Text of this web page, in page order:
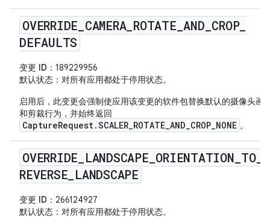
OVERRIDE CAMERA_ ROTATE AND CROP_
DEFAULTS
变更 ID ：189229956
默认状态 ：对所有应用都处于停用状态。
启用后，此变更会强制使应用该变更的软件包替换默认的摄像头画
和剪裁行为，并始终返回
CaptureRequest.SCALER_ROTATE_AND_CROP_NONE 。
OVERRIDE LANDSCAPE ORIENTATION TO_
REVERSE LANDSCAPE
变更 ID ：266124927
默认状态 ：对所有应用都处于停用状态。